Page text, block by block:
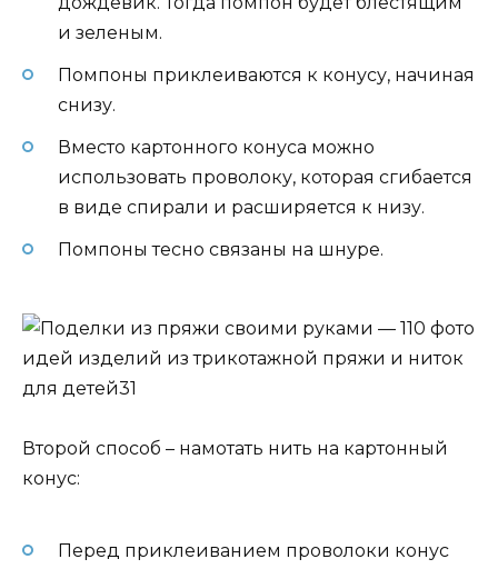
и зеленым.
Помпоны приклеиваются к конусу, начиная
снизу.
Вместо картонного конуса можно
использовать проволоку, которая сгибается
в виде спирали и расширяется к низу.
Помпоны тесно связаны на шнуре.
Второй способ – намотать нить на картонный
конус:
Перед приклеиванием проволоки конус